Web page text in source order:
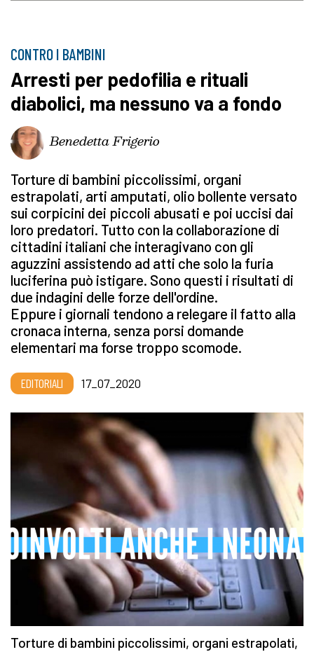
CONTRO I BAMBINI
Arresti per pedofilia e rituali
diabolici, ma nessuno va a fondo
Benedetta Frigerio
Torture di bambini piccolissimi, organi
estrapolati, arti amputati, olio bollente versato
sui corpicini dei piccoli abusati e poi uccisi dai
loro predatori. Tutto con la collaborazione di
cittadini italiani che interagivano con gli
aguzzini assistendo ad atti che solo la furia
luciferina può istigare. Sono questi i risultati di
due indagini delle forze dell'ordine.
Eppure i giornali tendono a relegare il fatto alla
cronaca interna, senza porsi domande
elementari ma forse troppo scomode.
EDITORIALI 17_07_2020
Torture di bambini piccolissimi, organi estrapolati,